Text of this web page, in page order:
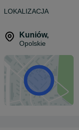
LOKALIZACJA
Kuniów,
Opolskie